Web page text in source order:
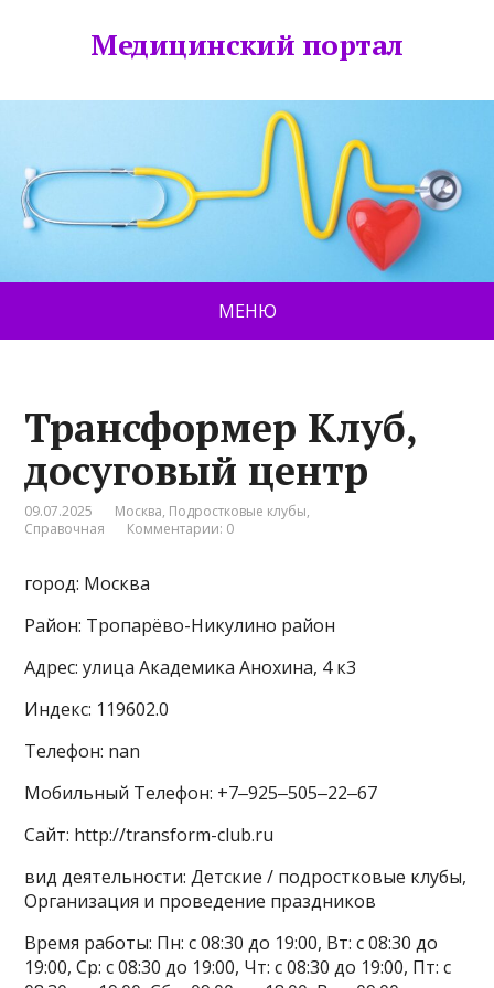
Медицинский портал
МЕНЮ
Трансформер Клуб,
досуговый центр
09.07.2025 Москва, Подростковые клубы,
Справочная
Комментарии: 0
город: Москва
Район: Тропарёво-Никулино район
Адрес: улица Академика Анохина, 4 к3
Индекс: 119602.0
Телефон: nan
Мобильный Телефон: +7‒925‒505‒22‒67
Сайт: http://transform-club.ru
вид деятельности: Детские / подростковые клубы,
Организация и проведение праздников
Время работы: Пн: с 08:30 до 19:00, Вт: с 08:30 до
19:00, Ср: с 08:30 до 19:00, Чт: с 08:30 до 19:00, Пт: с